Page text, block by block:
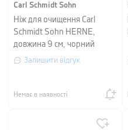
Carl Schmidt Sohn
Ніж для очищення Carl
Schmidt Sohn HERNE,
довжина 9 см, чорний
Залишити відгук
Немає в наявності